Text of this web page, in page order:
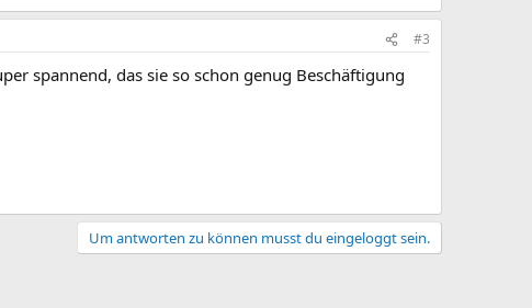
#3
spannend, das sie so schon genug Beschäftigung
Um antworten zu können musst du eingeloggt sein.